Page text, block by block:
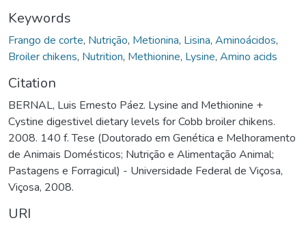
Keywords
Frango de corte, Nutrição, Metionina, Lisina, Aminoácidos,
Broiler chikens, Nutrition, Methionine, Lysine, Amino acids
Citation
BERNAL, Luis Ernesto Páez. Lysine and Methionine +
Cystine digestivel dietary levels for Cobb broiler chikens.
2008. 140 f. Tese (Doutorado em Genética e Melhoramento
de Animais Domésticos; Nutrição e Alimentação Animal;
Pastagens e Forragicul) - Universidade Federal de Viçosa,
Viçosa, 2008.
URI